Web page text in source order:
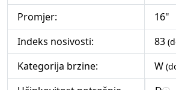
Promjer:
16"
Indeks nosivosti:
83
Kategorija brzine: W